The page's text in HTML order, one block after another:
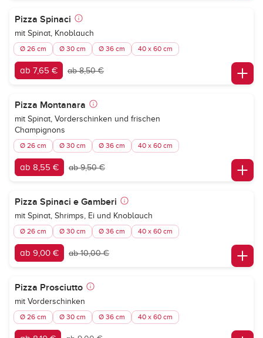
Pizza Spinaci
mit Spinat, Knoblauch
Ø 26 cm Ø 30 cm Ø 36 cm 40 x 60 cm
ab 7,65 € ab 8,50 €
Pizza Montanara
mit Spinat, Vorderschinken und frischen
Champignons
Ø 26 cm Ø 30 cm Ø 36 cm 40 x 60 cm
ab 8,55 € ab 9,50 €
Pizza Spinaci e Gamberi
mit Spinat, Shrimps, Ei und Knoblauch
Ø 26 cm Ø 30 cm Ø 36 cm 40 x 60 cm
ab 9,00 € ab 10,00 €
Pizza Prosciutto
mit Vorderschinken
Ø 26 cm Ø 30 cm Ø 36 cm 40 x 60 cm